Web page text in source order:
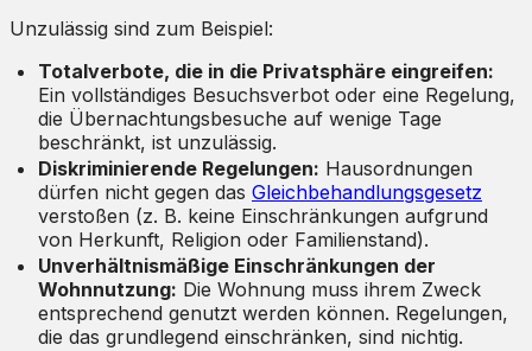
Unzulässig sind zum Beispiel:
Totalverbote, die in die Privatsphäre eingreifen:
Ein vollständiges Besuchsverbot oder eine Regelung,
die Übernachtungsbesuche auf wenige Tage
beschränkt, ist unzulässig.
Diskriminierende Regelungen: Hausordnungen
dürfen nicht gegen das Gleichbehandlungsgesetz
verstoßen (z. B. keine Einschränkungen aufgrund
von Herkunft, Religion oder Familienstand).
Unverhältnismäßige Einschränkungen der
Wohnnutzung: Die Wohnung muss ihrem Zweck
entsprechend genutzt werden können. Regelungen,
die das grundlegend einschränken, sind nichtig.